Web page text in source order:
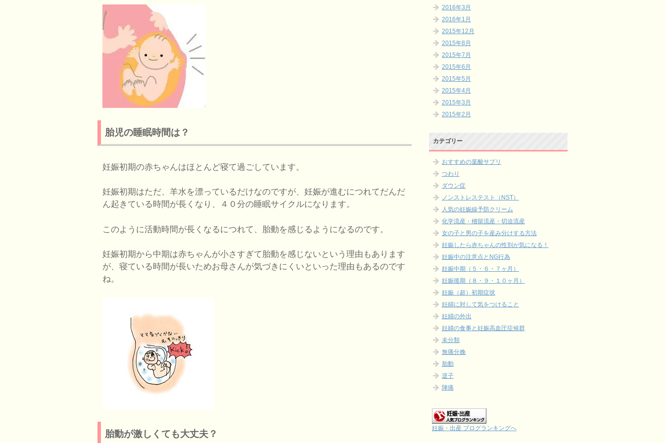
胎児の睡眠時間は？
妊娠初期の赤ちゃんはほとんど寝て過ごしています。
妊娠初期はただ、羊水を漂っているだけなのですが、妊娠が進むにつれてだんだ
ん起きている時間が長くなり、４０分の睡眠サイクルになります。
このように活動時間が長くなるにつれて、胎動を感じるようになるのです。
妊娠初期から中期は赤ちゃんが小さすぎて胎動を感じないという理由もあります
が、寝ている時間が長いためお母さんが気づきにくいといった理由もあるのです
ね。
胎動が激しくても大丈夫？
2016年3月
2016年1月
2015年12月
2015年8月
2015年7月
2015年6月
2015年5月
2015年4月
2015年3月
2015年2月
カテゴリー
おすすめの葉酸サプリ
つわり
ダウン症
ノンストレステスト（NST）
人気の妊娠線予防クリーム
化学流産・稽留流産・切迫流産
女の子と男の子を産み分けする方法
妊娠したら赤ちゃんの性別が気になる！
妊娠中の注意点とNG行為
妊娠中期（５・６・７ヶ月）
妊娠後期（８・９・１０ヶ月）
妊娠（超）初期症状
妊婦に対して気をつけること
妊婦の外出
妊婦の食事と妊娠高血圧症候群
未分類
無痛分娩
胎動
逆子
陣痛
妊娠・出産 ブログランキングへ